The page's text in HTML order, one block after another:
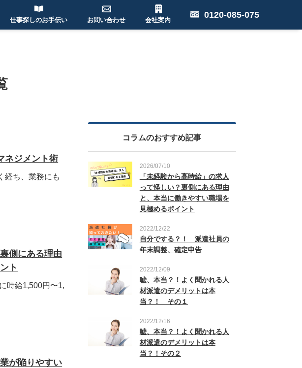
仕事探しのお手伝い お問い合わせ 会社案内
0120-085-075
ネジメント術
経ち、業務にも
側にある理由
ト
時給1,500円〜1,
が陥りやすい
コラムのおすすめ記事
2026/07/10
「未経験から高時給」の求人
って怪しい？裏側にある理由
と、本当に働きやすい職場を
見極めるポイント
2022/12/22
自分でする？！ 派遣社員の
年末調整、確定申告
2022/12/09
嘘、本当？！よく聞かれる人
材派遣のデメリットは本
当？！ その１
2022/12/16
嘘、本当？！よく聞かれる人
材派遣のデメリットは本
当？！その２